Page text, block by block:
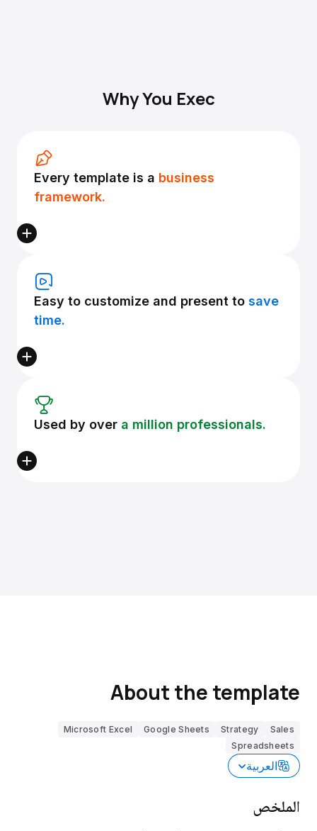
Why You Exec
Every template is a business
framework.
Easy to customize and present to save
time.
Used by over a million professionals.
About the template
Sales
Strategy
Google Sheets
Microsoft Excel
Spreadsheets
العربية
الملخص